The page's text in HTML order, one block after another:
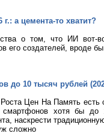
а цемента-то хватит?
о том, что ИИ вот-
его создателей, вроде
до 10 тысяч рублей
Цен На Память есть
смартфонов хотя бы до
наскрести
сложно